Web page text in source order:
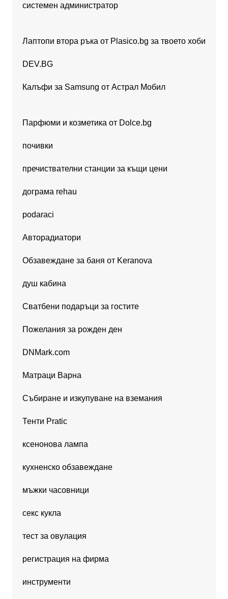
системен администратор
Лаптопи втора ръка от Plasico.bg за твоето хоби
DEV.BG
Калъфи за Samsung от Астрал Мобил
Парфюми и козметика от Dolce.bg
почивки
пречиствателни станции за къщи цени
дограма rehau
podaraci
Авторадиатори
Обзавеждане за баня от Keranova
душ кабина
Сватбени подаръци за гостите
Пожелания за рожден ден
DNMark.com
Матраци Варна
Събиране и изкупуване на вземания
Тенти Pratic
ксенонова лампа
кухненско обзавеждане
мъжки часовници
секс кукла
тест за овулация
регистрация на фирма
инструменти